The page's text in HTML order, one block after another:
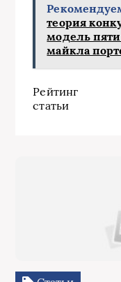
теория
модель
майкла
Рейтинг
статьи